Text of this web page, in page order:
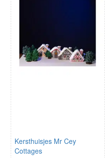
Kersthuisjes Mr Cey
Cottages